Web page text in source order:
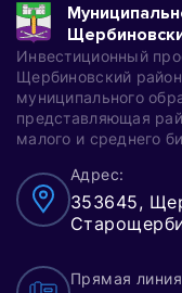
Инвестиционный
Щербиновский район
муниципального
представляющая
малого и среднего
Адрес:
353645,
Прямая